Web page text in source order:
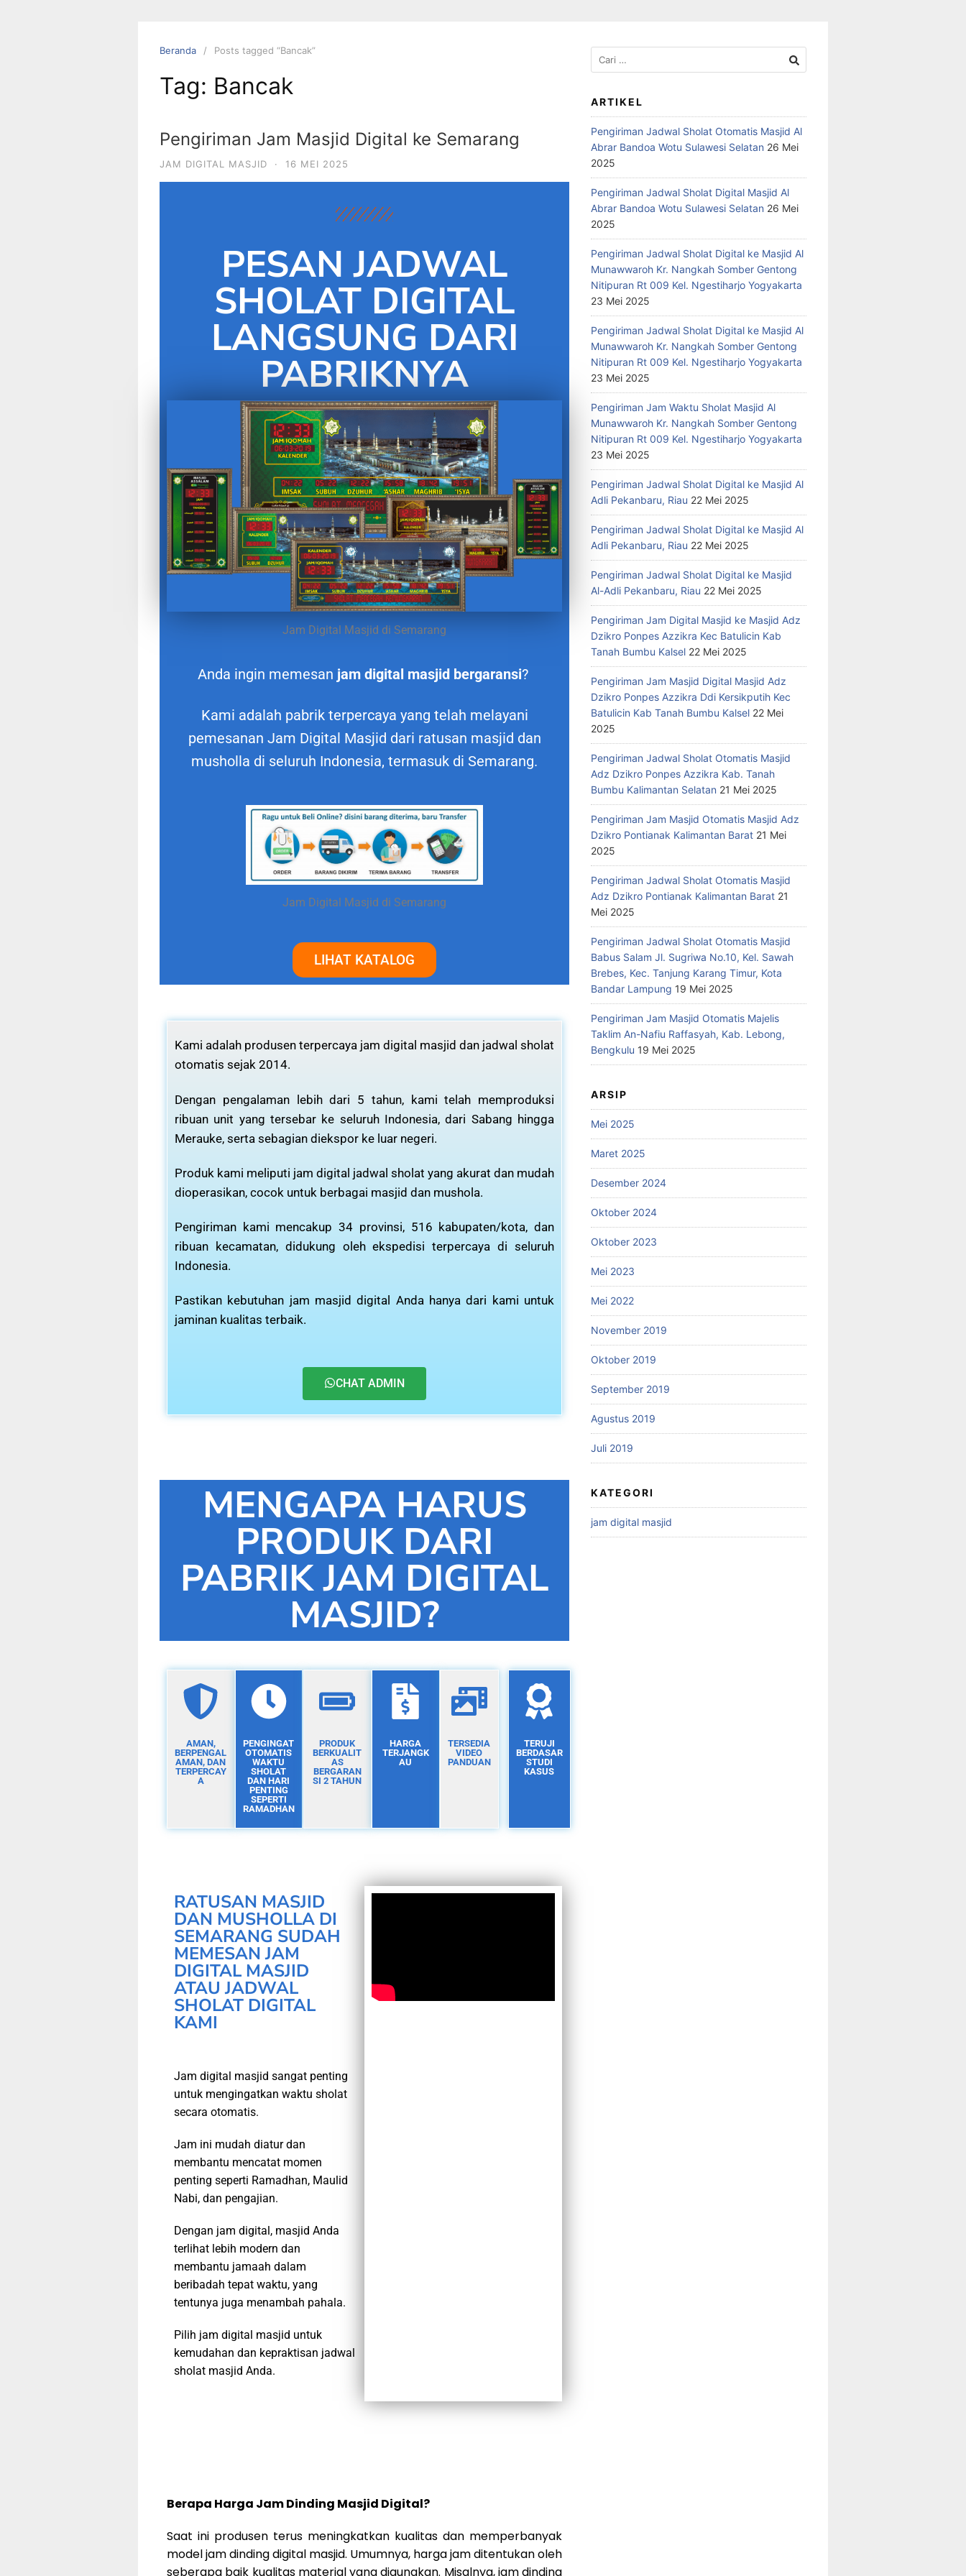
Beranda Posts tagged “Bancak”
Tag: Bancak
Pengiriman Jam Masjid Digital ke Semarang
JAM DIGITAL MASJID · 16 MEI 2025
PESAN JADWAL
SHOLAT DIGITAL
LANGSUNG DARI
PABRIKNYA
Jam Digital Masjid di Semarang
Anda ingin memesan jam digital masjid bergaransi?
Kami adalah pabrik terpercaya yang telah melayani
pemesanan Jam Digital Masjid dari ratusan masjid dan
musholla di seluruh Indonesia, termasuk di Semarang.
Jam Digital Masjid di Semarang
LIHAT KATALOG
Kami adalah produsen terpercaya jam digital masjid dan jadwal sholat
otomatis sejak 2014.
Dengan pengalaman lebih dari 5 tahun, kami telah memproduksi
ribuan unit yang tersebar ke seluruh Indonesia, dari Sabang hingga
Merauke, serta sebagian diekspor ke luar negeri.
Produk kami meliputi jam digital jadwal sholat yang akurat dan mudah
dioperasikan, cocok untuk berbagai masjid dan mushola.
Pengiriman kami mencakup 34 provinsi, 516 kabupaten/kota, dan
ribuan kecamatan, didukung oleh ekspedisi terpercaya di seluruh
Indonesia.
Pastikan kebutuhan jam masjid digital Anda hanya dari kami untuk
jaminan kualitas terbaik.
CHAT ADMIN
MENGAPA HARUS
PRODUK DARI
PABRIK JAM DIGITAL
MASJID?
AMAN,
BERPENGAL
AMAN, DAN
TERPERCAY
A
PENGINGAT
OTOMATIS
WAKTU
SHOLAT
DAN HARI
PENTING
SEPERTI
RAMADHAN
PRODUK
BERKUALIT
AS
BERGARAN
SI 2 TAHUN
HARGA
TERJANGK
AU
TERSEDIA
VIDEO
PANDUAN
TERUJI
BERDASAR
STUDI
KASUS
RATUSAN MASJID
DAN MUSHOLLA DI
SEMARANG SUDAH
MEMESAN JAM
DIGITAL MASJID
ATAU JADWAL
SHOLAT DIGITAL
KAMI
Jam digital masjid sangat penting
untuk mengingatkan waktu sholat
secara otomatis.
Jam ini mudah diatur dan
membantu mencatat momen
penting seperti Ramadhan, Maulid
Nabi, dan pengajian.
Dengan jam digital, masjid Anda
terlihat lebih modern dan
membantu jamaah dalam
beribadah tepat waktu, yang
tentunya juga menambah pahala.
Pilih jam digital masjid untuk
kemudahan dan kepraktisan jadwal
sholat masjid Anda.
Berapa Harga Jam Dinding Masjid Digital?
Saat ini produsen terus meningkatkan kualitas dan memperbanyak
model jam dinding digital masjid. Umumnya, harga jam ditentukan oleh
seberapa baik kualitas material yang digunakan. Misalnya, jam dinding
ARTIKEL
Pengiriman Jadwal Sholat Otomatis Masjid Al
Abrar Bandoa Wotu Sulawesi Selatan 26 Mei
2025
Pengiriman Jadwal Sholat Digital Masjid Al
Abrar Bandoa Wotu Sulawesi Selatan 26 Mei
2025
Pengiriman Jadwal Sholat Digital ke Masjid Al
Munawwaroh Kr. Nangkah Somber Gentong
Nitipuran Rt 009 Kel. Ngestiharjo Yogyakarta
23 Mei 2025
Pengiriman Jadwal Sholat Digital ke Masjid Al
Munawwaroh Kr. Nangkah Somber Gentong
Nitipuran Rt 009 Kel. Ngestiharjo Yogyakarta
23 Mei 2025
Pengiriman Jam Waktu Sholat Masjid Al
Munawwaroh Kr. Nangkah Somber Gentong
Nitipuran Rt 009 Kel. Ngestiharjo Yogyakarta
23 Mei 2025
Pengiriman Jadwal Sholat Digital ke Masjid Al
Adli Pekanbaru, Riau 22 Mei 2025
Pengiriman Jadwal Sholat Digital ke Masjid Al
Adli Pekanbaru, Riau 22 Mei 2025
Pengiriman Jadwal Sholat Digital ke Masjid
Al-Adli Pekanbaru, Riau 22 Mei 2025
Pengiriman Jam Digital Masjid ke Masjid Adz
Dzikro Ponpes Azzikra Kec Batulicin Kab
Tanah Bumbu Kalsel 22 Mei 2025
Pengiriman Jam Masjid Digital Masjid Adz
Dzikro Ponpes Azzikra Ddi Kersikputih Kec
Batulicin Kab Tanah Bumbu Kalsel 22 Mei
2025
Pengiriman Jadwal Sholat Otomatis Masjid
Adz Dzikro Ponpes Azzikra Kab. Tanah
Bumbu Kalimantan Selatan 21 Mei 2025
Pengiriman Jam Masjid Otomatis Masjid Adz
Dzikro Pontianak Kalimantan Barat 21 Mei
2025
Pengiriman Jadwal Sholat Otomatis Masjid
Adz Dzikro Pontianak Kalimantan Barat 21
Mei 2025
Pengiriman Jadwal Sholat Otomatis Masjid
Babus Salam Jl. Sugriwa No.10, Kel. Sawah
Brebes, Kec. Tanjung Karang Timur, Kota
Bandar Lampung 19 Mei 2025
Pengiriman Jam Masjid Otomatis Majelis
Taklim An-Nafiu Raffasyah, Kab. Lebong,
Bengkulu 19 Mei 2025
ARSIP
Mei 2025
Maret 2025
Desember 2024
Oktober 2024
Oktober 2023
Mei 2023
Mei 2022
November 2019
Oktober 2019
September 2019
Agustus 2019
Juli 2019
KATEGORI
jam digital masjid